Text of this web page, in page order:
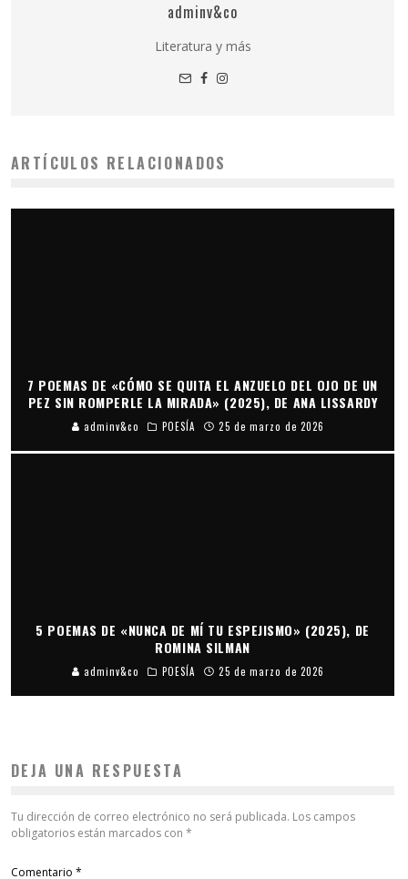
adminv&co
Literatura y más
ARTÍCULOS RELACIONADOS
7 POEMAS DE «CÓMO SE QUITA EL ANZUELO DEL OJO DE UN
PEZ SIN ROMPERLE LA MIRADA» (2025), DE ANA LISSARDY
adminv&co POESÍA 25 de marzo de 2026
5 POEMAS DE «NUNCA DE MÍ TU ESPEJISMO» (2025), DE
ROMINA SILMAN
adminv&co POESÍA 25 de marzo de 2026
DEJA UNA RESPUESTA
Tu dirección de correo electrónico no será publicada. Los campos
obligatorios están marcados con *
Comentario *